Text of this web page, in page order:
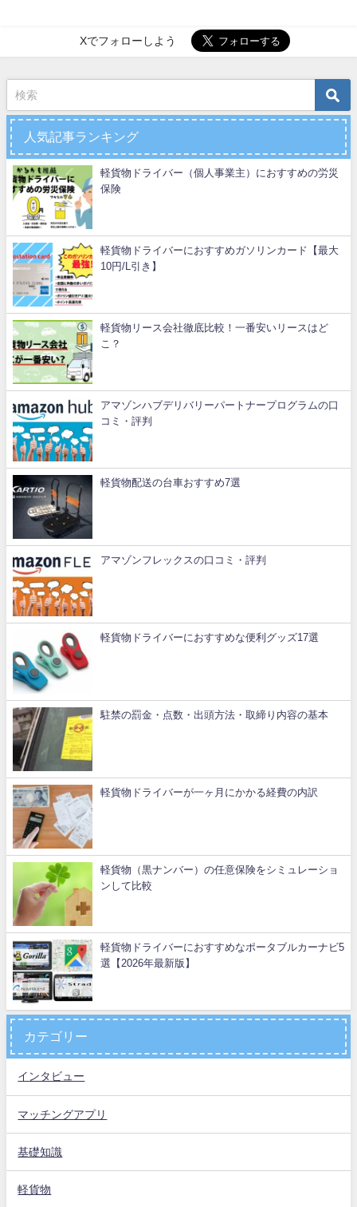
Xでフォローしよう
人気記事ランキング
軽貨物ドライバー（個人事業主）におすすめの労災
保険
軽貨物ドライバーにおすすめガソリンカード【最大
10円/L引き】
軽貨物リース会社徹底比較！一番安いリースはど
こ？
アマゾンハブデリバリーパートナープログラムの口
コミ・評判
軽貨物配送の台車おすすめ7選
アマゾンフレックスの口コミ・評判
軽貨物ドライバーにおすすめな便利グッズ17選
駐禁の罰金・点数・出頭方法・取締り内容の基本
軽貨物ドライバーが一ヶ月にかかる経費の内訳
軽貨物（黒ナンバー）の任意保険をシミュレーショ
ンして比較
軽貨物ドライバーにおすすめなポータブルカーナビ5
選【2026年最新版】
カテゴリー
インタビュー
マッチングアプリ
基礎知識
軽貨物